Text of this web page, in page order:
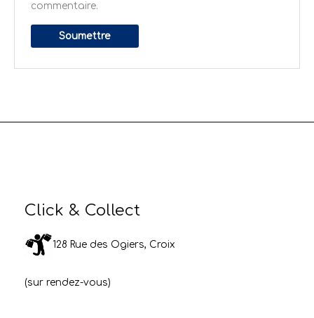
commentaire.
Click & Collect
128 Rue des Ogiers, Croix
(sur rendez-vous)